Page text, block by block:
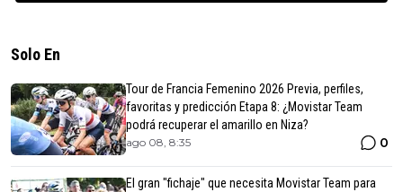
Solo En
Tour de Francia Femenino 2026 Previa, perfiles,
favoritas y predicción Etapa 8: ¿Movistar Team
podrá recuperar el amarillo en Niza?
ago 08, 8:35 0
El gran "fichaje" que necesita Movistar Team para